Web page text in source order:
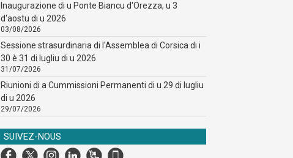
Inaugurazione di u Ponte Biancu d'Orezza, u 3
d'aostu di u 2026
03/08/2026
Sessione strasurdinaria di l'Assemblea di Corsica di i
30 è 31 di lugliu di u 2026
31/07/2026
Riunioni di a Cummissioni Permanenti di u 29 di lugliu
di u 2026
29/07/2026
SUIVEZ-NOUS